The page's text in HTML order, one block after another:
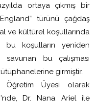
ortaya çıkmış bir
türünü çağdaş
ve kültürel koşullarında
bu koşulların yeniden
bu çalışması
girmiştir.
Öğretim Üyesi olarak
Dr. Nana Ariel ile